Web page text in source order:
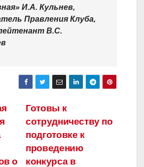
И.А. Кульнев,
Правления Клуба,
В.С.
Готовы к
сотрудничеству по
подготовке к
проведению
конкурса в
о